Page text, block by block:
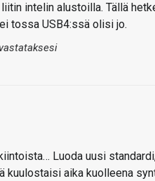
intelin alustoilla. Tällä
tossa USB4:ssä olisi jo.
Luoda uusi
kuulostaisi aika kuolleena